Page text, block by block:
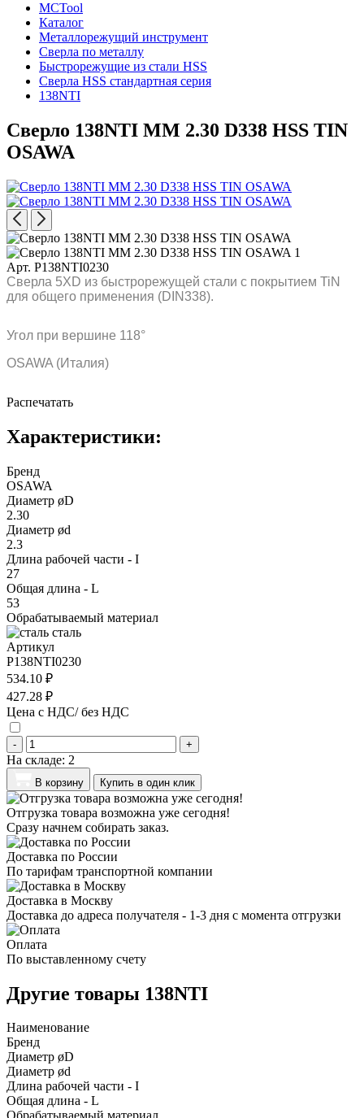
MCTool
Каталог
Металлорежущий инструмент
Сверла по металлу
Быстрорежущие из стали HSS
Сверла HSS стандартная серия
138NTI
Сверло 138NTI MM 2.30 D338 HSS TIN
OSAWA
Арт. P138NTI0230
Сверла 5XD из быстрорежущей стали с покрытием TiN
для общего применения (DIN338).
Угол при вершине 118°
OSAWA (Италия)
Распечатать
Характеристики:
Бренд
OSAWA
Диаметр øD
2.30
Диаметр ød
2.3
Длина рабочей части - I
27
Общая длина - L
53
Обрабатываемый материал
сталь
Артикул
P138NTI0230
534.10 ₽
427.28 ₽
Цена с НДС/ без НДС
- +
На складе: 2
В корзину Купить в один клик
Отгрузка товара возможна уже сегодня!
Сразу начнем собирать заказ.
Доставка по России
По тарифам транспортной компании
Доставка в Москву
Доставка до адреса получателя - 1-3 дня с момента отгрузки
Оплата
По выставленному счету
Другие товары 138NTI
Наименование
Бренд
Диаметр øD
Диаметр ød
Длина рабочей части - I
Общая длина - L